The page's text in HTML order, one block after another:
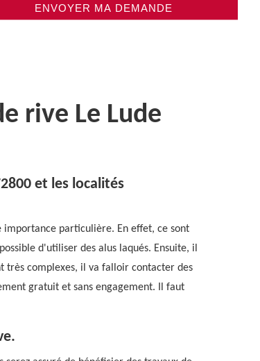
rive Le Lude
et les localités
importance particulière. En effet, ce sont
d'utiliser des alus laqués. Ensuite, il
très complexes, il va falloir contacter des
gratuit et sans engagement. Il faut